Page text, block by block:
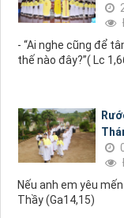
- “Ai nghe cũng để
thế nào đây?”( Lc
Nếu anh em yêu
Thầy (Ga14,15)